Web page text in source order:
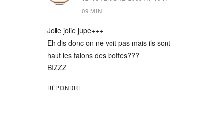
09 MIN
Jolie jolie jupe+++
Eh dis donc on ne voit pas mais ils sont
haut les talons des bottes???
BIZZZ
RÉPONDRE